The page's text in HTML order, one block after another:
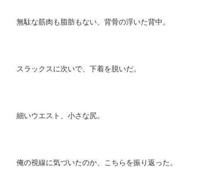
無駄な筋肉も脂肪もない、背骨の浮いた背中。
スラックスに次いで、下着を脱いだ。
細いウエスト、小さな尻。
俺の視線に気づいたのか、こちらを振り返った。